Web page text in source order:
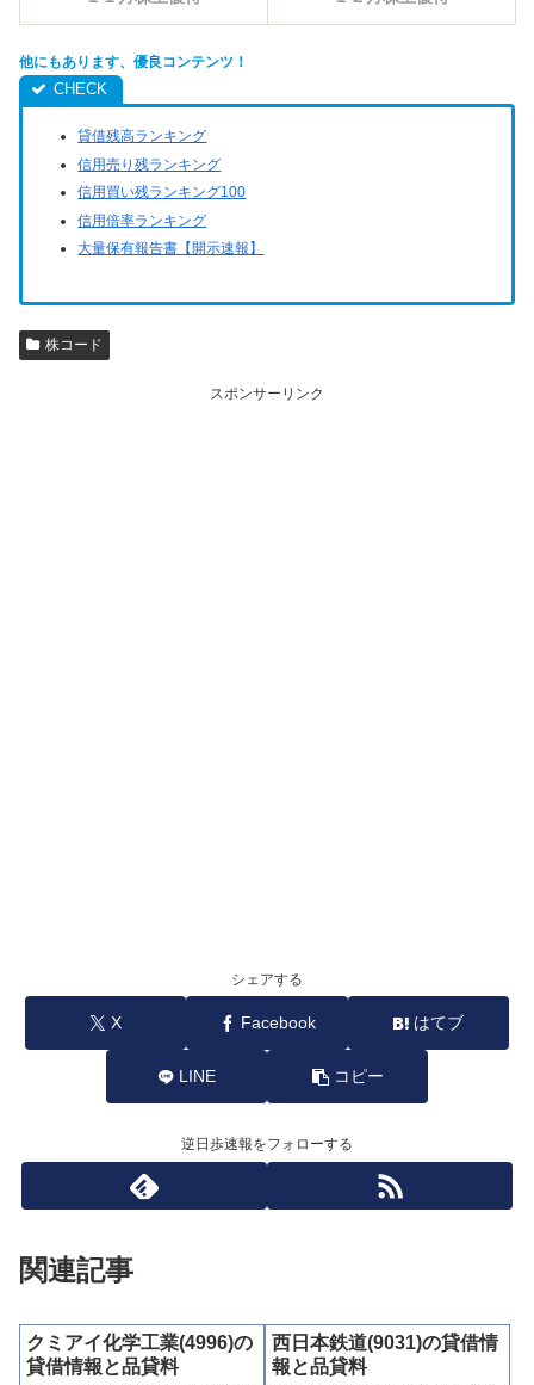
他にもあります、優良コンテンツ！
貸借残高ランキング
信用売り残ランキング
信用買い残ランキング100
信用倍率ランキング
大量保有報告書【開示速報】
株コード
スポンサーリンク
シェアする
X Facebook はてブ
LINE コピー
逆日歩速報をフォローする
関連記事
クミアイ化学工業(4996)の
貸借情報と品貸料
西日本鉄道(9031)の貸借情
報と品貸料